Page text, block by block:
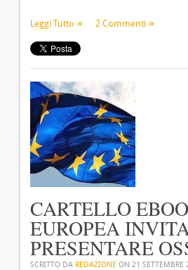
Leggi Tutto 2 Commenti
CARTELLO
EUROPEA
PRESENTARE
SCRITTO DA REDAZIONE ON 21 SETTEMBRE